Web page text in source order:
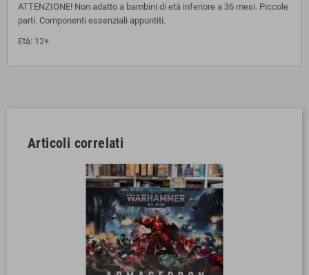
ATTENZIONE! Non adatto a bambini di età inferiore a 36 mesi. Piccole
parti. Componenti essenziali appuntiti.
Età: 12+
Articoli correlati